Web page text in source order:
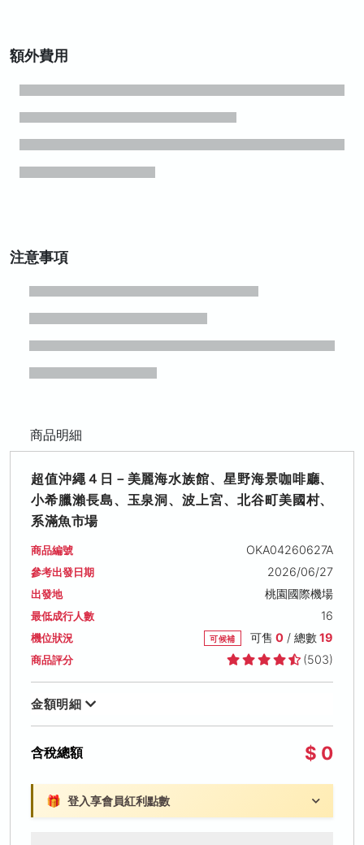
額外費用
注意事項
商品明細
超值沖繩４日－美麗海水族館、星野海景咖啡廳、
小希臘瀨長島、玉泉洞、波上宮、北谷町美國村、
系滿魚市場
商品編號 OKA04260627A
參考出發日期 2026/06/27
出發地 桃園國際機場
最低成行人數 16
機位狀況 可候補 可售 0/ 總數19
商品評分 (503)
金額明細
含稅總額 $ 0
🎁 登入享會員紅利點數